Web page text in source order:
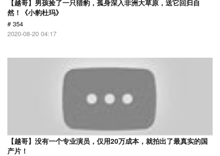
【越哥】男孩捡了一只猎豹，孤身深入非洲大草原，送它回归自
然！《小豹杜玛》
# 354
2020-08-20 04:17
【越哥】没有一个专业演员，仅用20万成本，就拍出了最真实的国
产片！